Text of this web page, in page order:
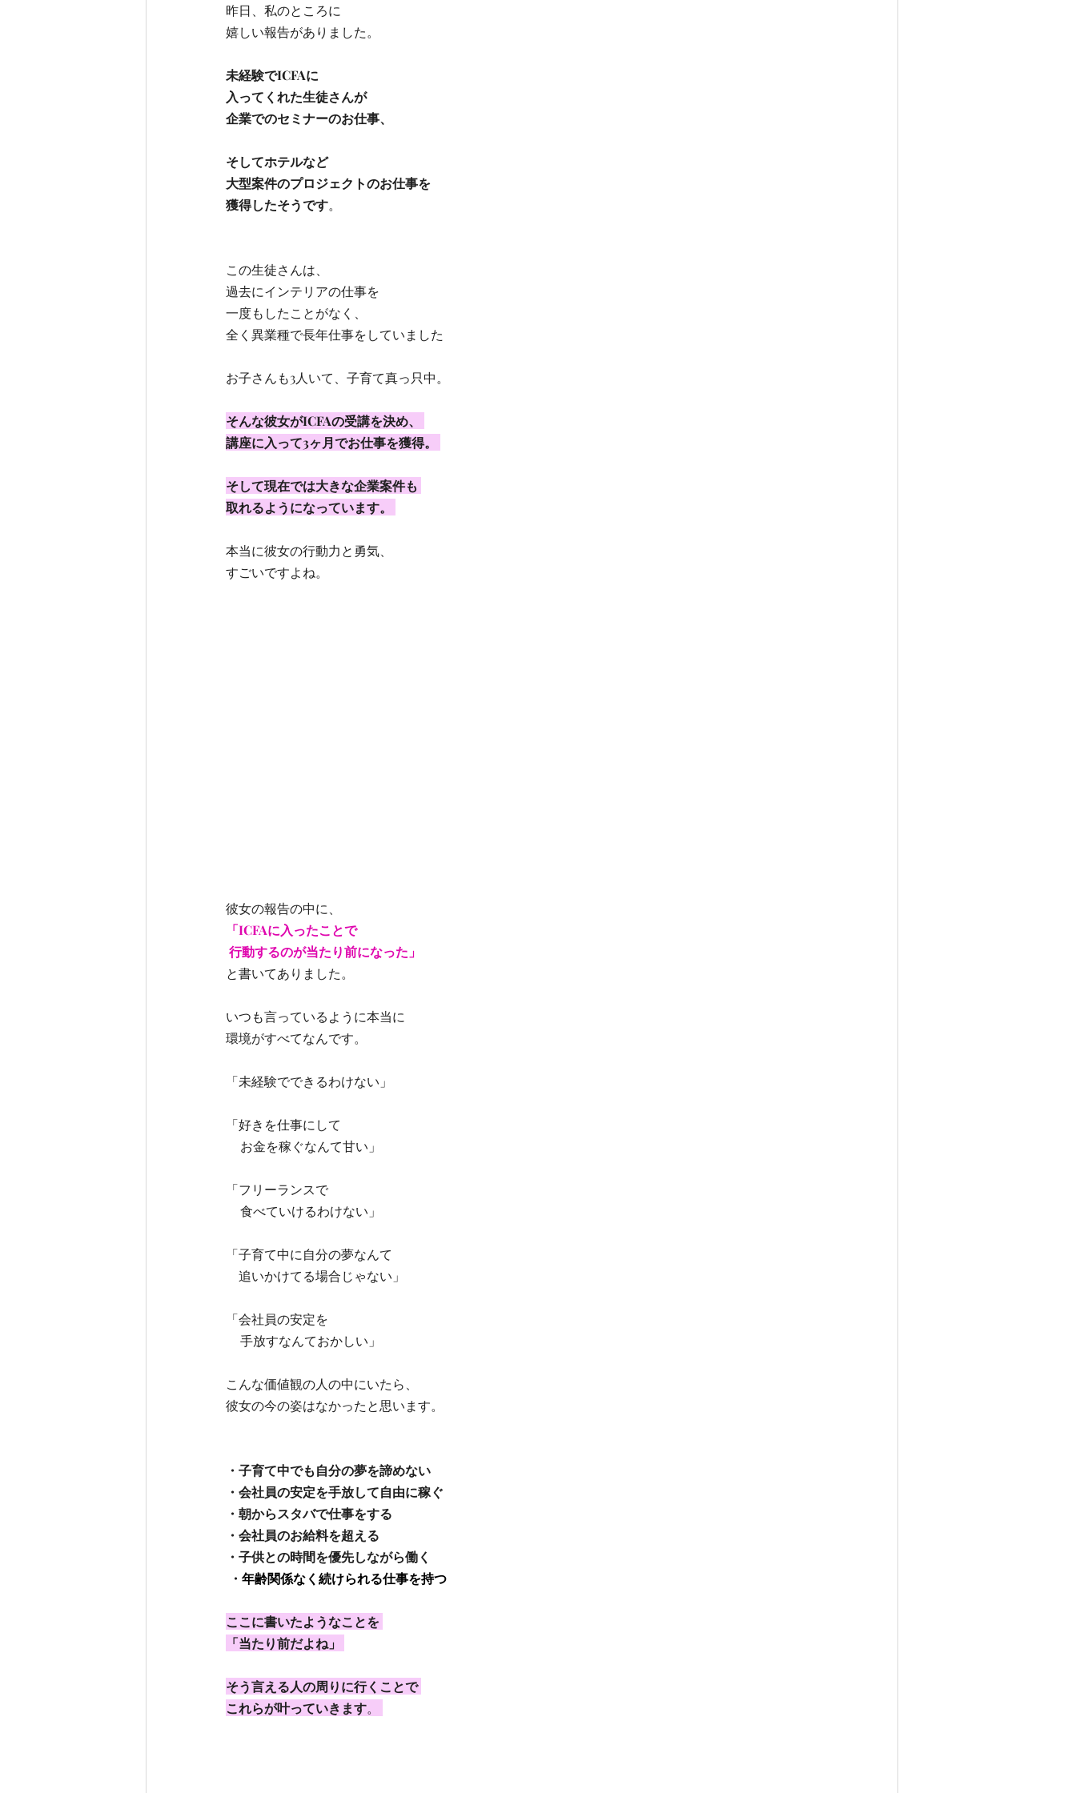
昨日、私のところに
嬉しい報告がありました。
未経験でICFAに
入ってくれた生徒さんが
企業でのセミナーのお仕事、
そしてホテルなど
大型案件のプロジェクトのお仕事を
獲得したそうです。
この生徒さんは、
過去にインテリアの仕事を
一度もしたことがなく、
全く異業種で長年仕事をしていました
お子さんも3人いて、子育て真っ只中。
そんな彼女がICFAの受講を決め、
講座に入って3ヶ月でお仕事を獲得。
そして現在では大きな企業案件も
取れるようになっています。
本当に彼女の行動力と勇気、
すごいですよね。
彼女の報告の中に、
「ICFAに入ったことで
行動するのが当たり前になった」
と書いてありました。
いつも言っているように本当に
環境がすべてなんです。
「未経験でできるわけない」
「好きを仕事にして
お金を稼ぐなんて甘い」
「フリーランスで
食べていけるわけない」
「子育て中に自分の夢なんて
追いかけてる場合じゃない」
「会社員の安定を
手放すなんておかしい」
こんな価値観の人の中にいたら、
彼女の今の姿はなかったと思います。
・子育て中でも自分の夢を諦めない
・会社員の安定を手放して自由に稼ぐ
・朝からスタバで仕事をする
・会社員のお給料を超える
・子供との時間を優先しながら働く
・ 年齢関係なく続けられる仕事を持つ
ここに書いたようなことを
「当たり前だよね」
そう言える人の周りに行くことで
これらが叶っていきます。